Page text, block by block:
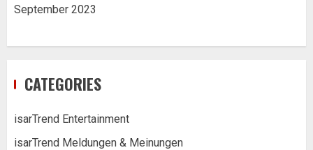
September 2023
CATEGORIES
isarTrend Entertainment
isarTrend Meldungen & Meinungen